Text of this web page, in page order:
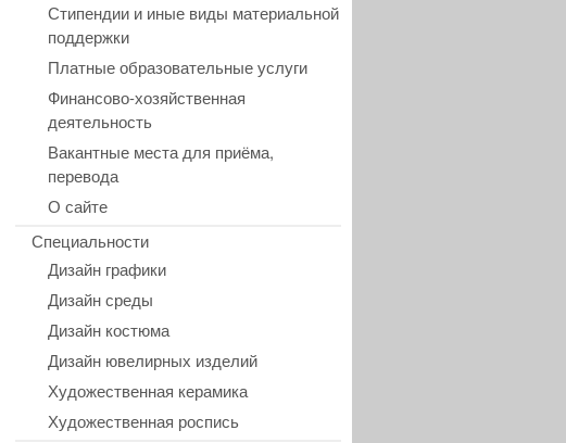
Стипендии и иные виды материальной
поддержки
Платные образовательные услуги
Финансово-хозяйственная
деятельность
Вакантные места для приёма,
перевода
О сайте
Специальности
Дизайн графики
Дизайн среды
Дизайн костюма
Дизайн ювелирных изделий
Художественная керамика
Художественная роспись